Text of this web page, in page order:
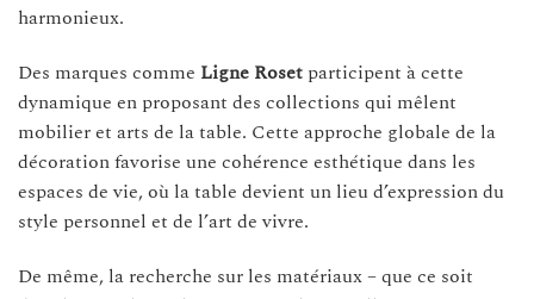
harmonieux.
Des marques comme Ligne Roset participent à cette
dynamique en proposant des collections qui mêlent
mobilier et arts de la table. Cette approche globale de la
décoration favorise une cohérence esthétique dans les
espaces de vie, où la table devient un lieu d’expression du
style personnel et de l’art de vivre.
De même, la recherche sur les matériaux – que ce soit